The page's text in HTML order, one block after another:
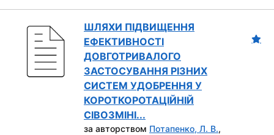
ШЛЯХИ ПІДВИЩЕННЯ
ЕФЕКТИВНОСТІ
ДОВГОТРИВАЛОГО
ЗАСТОСУВАННЯ РІЗНИХ
СИСТЕМ УДОБРЕННЯ У
КОРОТКОРОТАЦІЙНІЙ
СІВОЗМІНІ...
за авторством Потапенко, Л. В.,